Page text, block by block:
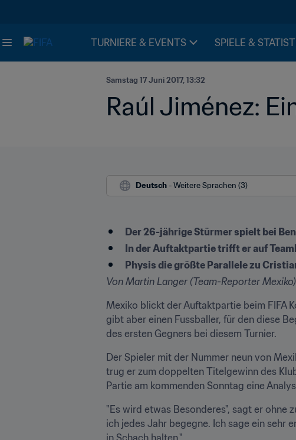
TURNIERE & EVENTS SPIELE &
Samstag 17 Juni 2017, 13:32
Raúl Jiménez:
Deutsch - Weitere Sprachen (3)
Der 26-jährige Stürmer spielt bei
In der Auftaktpartie trifft er auf
Physis die größte Parallele zu
Von Martin Langer (Team-Reporter
Mexiko blickt der Auftaktpartie beim FIFA
gibt aber einen Fussballer, für den diese
des ersten Gegners bei diesem Turnier.
Der Spieler mit der Nummer neun von
trug er zum doppelten Titelgewinn des
Partie am kommenden Sonntag eine
"Es wird etwas Besonderes", sagt er ohne
ich jedes Jahr begegne. Ich sage ein sehr
in Schach halten."